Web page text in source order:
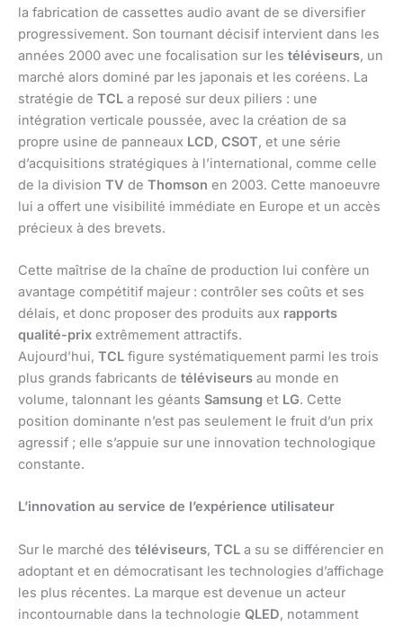
la fabrication de cassettes audio avant de se diversifier
progressivement. Son tournant décisif intervient dans les
années 2000 avec une focalisation sur les téléviseurs, un
marché alors dominé par les japonais et les coréens. La
stratégie de TCL a reposé sur deux piliers : une
intégration verticale poussée, avec la création de sa
propre usine de panneaux LCD, CSOT, et une série
d’acquisitions stratégiques à l’international, comme celle
de la division TV de Thomson en 2003. Cette manoeuvre
lui a offert une visibilité immédiate en Europe et un accès
précieux à des brevets.
Cette maîtrise de la chaîne de production lui confère un
avantage compétitif majeur : contrôler ses coûts et ses
délais, et donc proposer des produits aux rapports
qualité-prix extrêmement attractifs.
Aujourd’hui, TCL figure systématiquement parmi les trois
plus grands fabricants de téléviseurs au monde en
volume, talonnant les géants Samsung et LG. Cette
position dominante n’est pas seulement le fruit d’un prix
agressif ; elle s’appuie sur une innovation technologique
constante.
L’innovation au service de l’expérience utilisateur
Sur le marché des téléviseurs, TCL a su se différencier en
adoptant et en démocratisant les technologies d’affichage
les plus récentes. La marque est devenue un acteur
incontournable dans la technologie QLED, notamment